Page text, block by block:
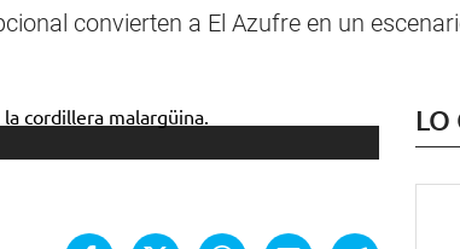
convierten a El Azufre en un
LO